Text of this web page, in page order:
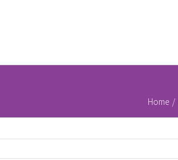
Home /